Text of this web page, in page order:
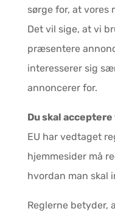
sørge for, at vores
Det vil sige, at vi
præsentere
interesserer sig
annoncerer for.
Du skal
EU har vedtaget
hjemmesider må
hvordan man skal
Reglerne betyder,